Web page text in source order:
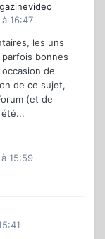
16:47
les uns
bonnes
de
de ce sujet,
(et de
15:59